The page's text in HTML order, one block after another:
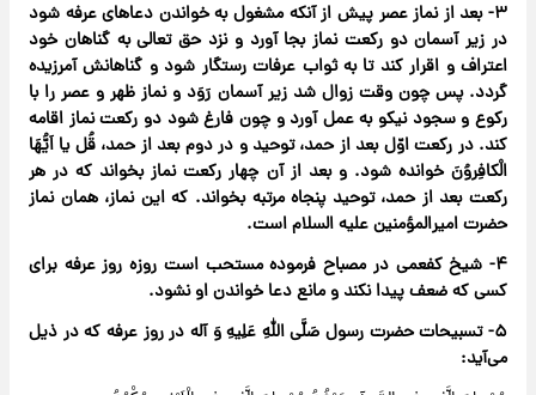
۳- بعد از نماز عصر پیش از آنکه مشغول به خواندن دعاهای عرفه شود
در زیر آسمان دو رکعت نماز بجا آورد و نزد حق تعالی به گناهان خود
اعتراف و اقرار کند تا به ثواب عرفات رستگار شود و گناهانش آمرزیده
گردد. پس چون وقت زوال شد زیر آسمان رَوَد و نماز ظهر و عصر را با
رکوع و سجود نیکو به عمل آورد و چون فارغ شود دو رکعت نماز اقامه
کند. در رکعت اوّل بعد از حمد، توحید و در دوم بعد از حمد، قُل یا اَیُّهَا
الْکافِروُنَ خوانده شود. و بعد از آن چهار رکعت نماز بخواند که در هر
رکعت بعد از حمد، توحید پنجاه مرتبه بخواند. که این نماز، همان نماز
حضرت امیرالمؤمنین علیه السلام است.
۴- شیخ کفعمی در مصباح فرموده مستحب است روزه روز عرفه برای
کسی که ضعف پیدا نکند و مانع دعا خواندن او نشود.
۵- تسبیحات حضرت رسول صَلَّی اللهِ عَلِیهِ وَ آله در روز عرفه که در ذیل
می‌آید: